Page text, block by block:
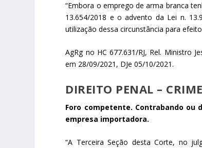
“Embora o emprego de arma branca
13.654/2018 e o advento da Lei n.
utilização dessa circunstância para
AgRg no HC 677.631/RJ, Rel. Ministro
em 28/09/2021, DJe 05/10/2021.
DIREITO PENAL –
Foro competente. Contrabando
empresa importadora.
“A Terceira Seção desta Corte, no